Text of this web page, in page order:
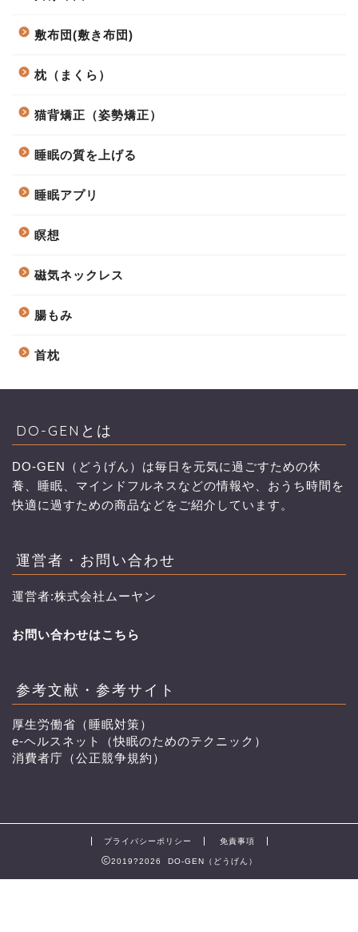
敷布団(敷き布団)
枕（まくら）
猫背矯正（姿勢矯正）
睡眠の質を上げる
睡眠アプリ
瞑想
磁気ネックレス
腸もみ
首枕
DO-GENとは
DO-GEN（どうげん）は毎日を元気に過ごすための休
養、睡眠、マインドフルネスなどの情報や、おうち時間を
快適に過すための商品などをご紹介しています。
運営者・お問い合わせ
運営者:株式会社ムーヤン
お問い合わせはこちら
参考文献・参考サイト
厚生労働省（睡眠対策）
e-ヘルスネット（快眠のためのテクニック）
消費者庁（公正競争規約）
プライバシーポリシー 免責事項
2019?2026 DO-GEN（どうげん）